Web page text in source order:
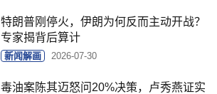
特朗普刚停火，伊朗为何反而主动开战？
专家揭背后算计
新闻解画 2026-07-30
毒油案陈其迈怒问20%决策，卢秀燕证实